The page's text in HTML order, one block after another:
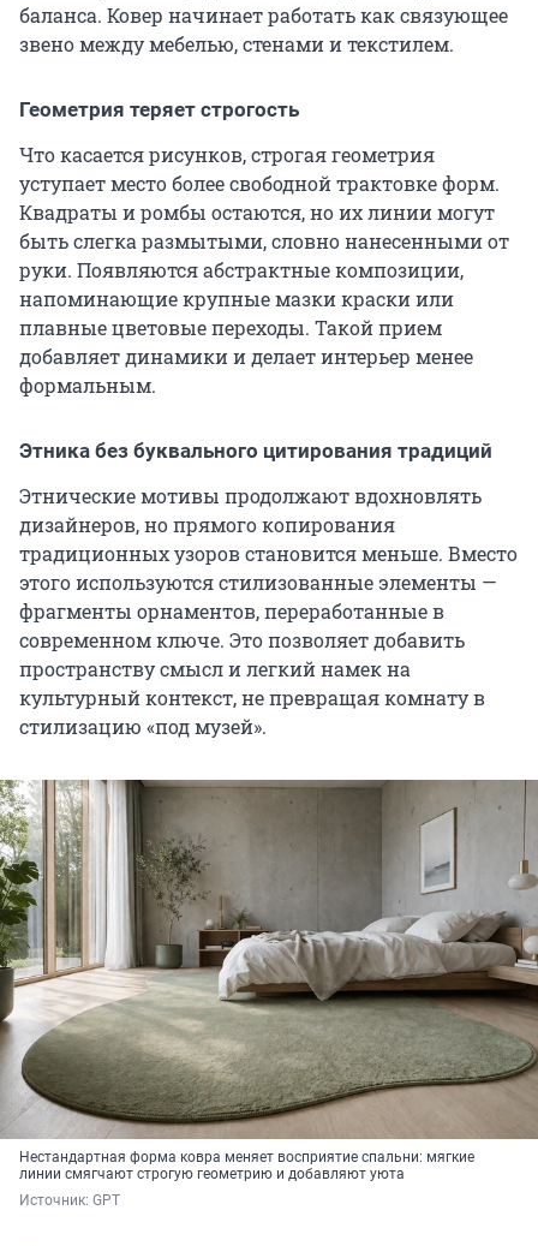
баланса. Ковер начинает работать как связующее
звено между мебелью, стенами и текстилем.
Геометрия теряет строгость
Что касается рисунков, строгая геометрия
уступает место более свободной трактовке форм.
Квадраты и ромбы остаются, но их линии могут
быть слегка размытыми, словно нанесенными от
руки. Появляются абстрактные композиции,
напоминающие крупные мазки краски или
плавные цветовые переходы. Такой прием
добавляет динамики и делает интерьер менее
формальным.
Этника без буквального цитирования традиций
Этнические мотивы продолжают вдохновлять
дизайнеров, но прямого копирования
традиционных узоров становится меньше. Вместо
этого используются стилизованные элементы —
фрагменты орнаментов, переработанные в
современном ключе. Это позволяет добавить
пространству смысл и легкий намек на
культурный контекст, не превращая комнату в
стилизацию «под музей».
Нестандартная форма ковра меняет восприятие спальни: мягкие
линии смягчают строгую геометрию и добавляют уюта
Источник: GPT